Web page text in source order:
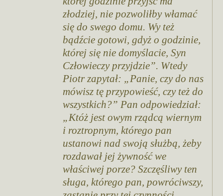
złodziej, nie pozwoliłby włamać
się do swego domu. Wy też
bądźcie gotowi, gdyż o godzinie,
której się nie domyślacie, Syn
Człowieczy przyjdzie”. Wtedy
Piotr zapytał: „Panie, czy do nas
mówisz tę przypowieść, czy też do
wszystkich?” Pan odpowiedział:
„Któż jest owym rządcą wiernym
i roztropnym, którego pan
ustanowi nad swoją służbą, żeby
rozdawał jej żywność we
właściwej porze? Szczęśliwy ten
sługa, którego pan, powróciwszy,